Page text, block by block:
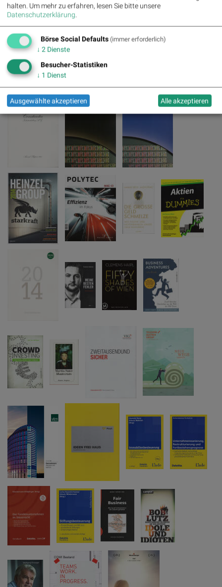
halten. Um mehr zu erfahren, lesen Sie bitte unsere
Datenschutzerklärung.
Börse Social Defaults (immer erforderlich)
↓ 2 Dienste
Besucher-Statistiken
↓ 1 Dienst
Ausgewählte akzeptieren Alle akzeptieren